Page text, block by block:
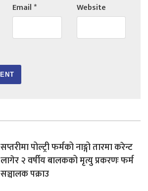
Email* Website
सप्तरीमा पोल्ट्री फर्मको नाङ्गो तारमा करेन्ट
लागेर २ वर्षीय बालकको मृत्यु प्रकरणः फर्म
सञ्चालक पक्राउ